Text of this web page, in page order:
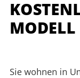
MODELL
Sie wohnen in